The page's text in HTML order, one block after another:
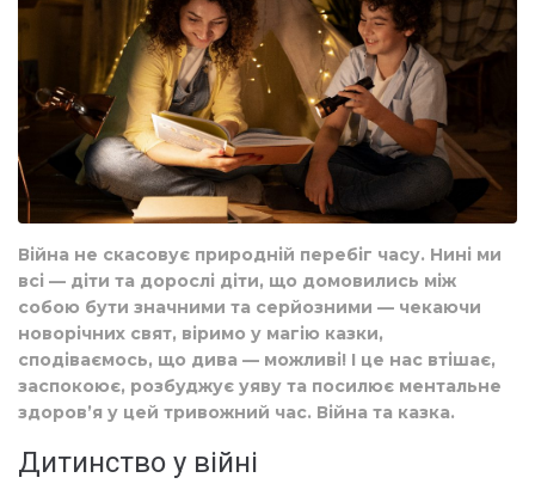
Війна не скасовує природній перебіг часу. Нині ми
всі — діти та дорослі діти, що домовились між
собою бути значними та серйозними — чекаючи
новорічних свят, віримо у магію казки,
сподіваємось, що дива — можливі! І це нас втішає,
заспокоює, розбуджує уяву та посилює ментальне
здоров’я у цей тривожний час. Війна та казка.
Дитинство у війні